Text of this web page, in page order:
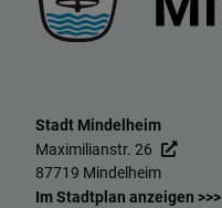
Stadt Mindelheim
Maximilianstr. 26
87719 Mindelheim
Im Stadtplan anzeigen >>>